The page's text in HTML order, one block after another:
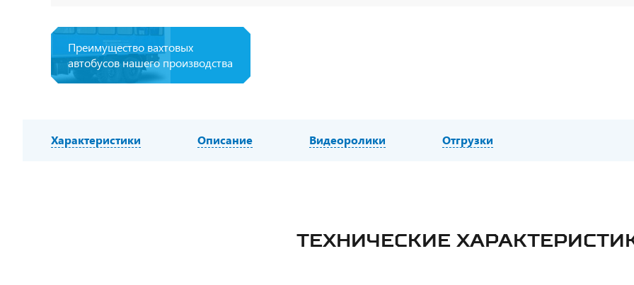
Преимущество вахтовых
автобусов нашего производства
Характеристики Описание Видеоролики Отгрузки
ТЕХНИЧЕСКИЕ